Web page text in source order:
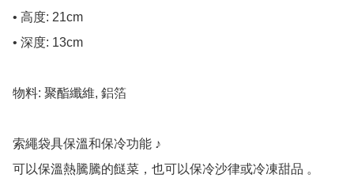
• 高度: 21cm
• 深度: 13cm
物料: 聚酯纖維, 鋁箔
索繩袋具保溫和保冷功能 ♪
可以保溫熱騰騰的餸菜，也可以保冷沙律或冷凍甜品 。